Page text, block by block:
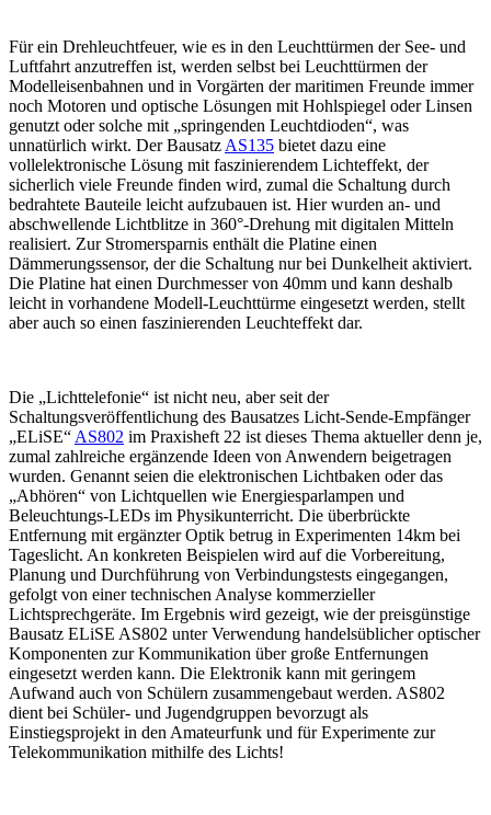
Für ein Drehleuchtfeuer, wie es in den Leuchttürmen der See- und
Luftfahrt anzutreffen ist, werden selbst bei Leuchttürmen der
Modelleisenbahnen und in Vorgärten der maritimen Freunde immer
noch Motoren und optische Lösungen mit Hohlspiegel oder Linsen
genutzt oder solche mit „springenden Leuchtdioden“, was
unnatürlich wirkt. Der Bausatz AS135 bietet dazu eine
vollelektronische Lösung mit faszinierendem Lichteffekt, der
sicherlich viele Freunde finden wird, zumal die Schaltung durch
bedrahtete Bauteile leicht aufzubauen ist. Hier wurden an- und
abschwellende Lichtblitze in 360°-Drehung mit digitalen Mitteln
realisiert. Zur Stromersparnis enthält die Platine einen
Dämmerungssensor, der die Schaltung nur bei Dunkelheit aktiviert.
Die Platine hat einen Durchmesser von 40mm und kann deshalb
leicht in vorhandene Modell-Leuchttürme eingesetzt werden, stellt
aber auch so einen faszinierenden Leuchteffekt dar.
Die „Lichttelefonie“ ist nicht neu, aber seit der
Schaltungsveröffentlichung des Bausatzes Licht-Sende-Empfänger
„ELiSE“ AS802 im Praxisheft 22 ist dieses Thema aktueller denn je,
zumal zahlreiche ergänzende Ideen von Anwendern beigetragen
wurden. Genannt seien die elektronischen Lichtbaken oder das
„Abhören“ von Lichtquellen wie Energiesparlampen und
Beleuchtungs-LEDs im Physikunterricht. Die überbrückte
Entfernung mit ergänzter Optik betrug in Experimenten 14km bei
Tageslicht. An konkreten Beispielen wird auf die Vorbereitung,
Planung und Durchführung von Verbindungstests eingegangen,
gefolgt von einer technischen Analyse kommerzieller
Lichtsprechgeräte. Im Ergebnis wird gezeigt, wie der preisgünstige
Bausatz ELiSE AS802 unter Verwendung handelsüblicher optischer
Komponenten zur Kommunikation über große Entfernungen
eingesetzt werden kann. Die Elektronik kann mit geringem
Aufwand auch von Schülern zusammengebaut werden. AS802
dient bei Schüler- und Jugendgruppen bevorzugt als
Einstiegsprojekt in den Amateurfunk und für Experimente zur
Telekommunikation mithilfe des Lichts!